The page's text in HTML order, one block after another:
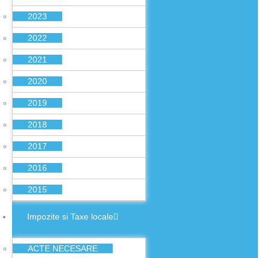
2023
2022
2021
2020
2019
2018
2017
2016
2015
Impozite si Taxe locale
ACTE NECESARE